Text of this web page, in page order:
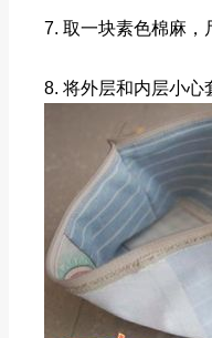
7. 取一块素色棉麻，
8. 将外层和内层小心